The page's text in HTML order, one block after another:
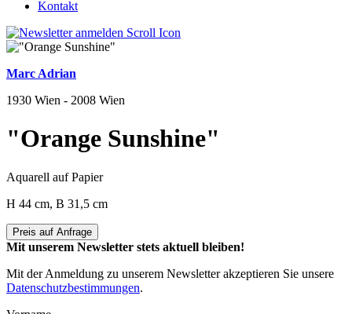
Kontakt
Marc Adrian
1930 Wien - 2008 Wien
"Orange Sunshine"
Aquarell auf Papier
H 44 cm, B 31,5 cm
Preis auf Anfrage
Mit unserem Newsletter stets aktuell bleiben!
Mit der Anmeldung zu unserem Newsletter akzeptieren Sie unsere
Datenschutzbestimmungen.